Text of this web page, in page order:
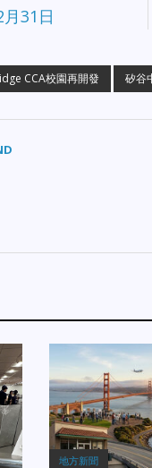
31日
CCA校園再開發 矽谷
地方新聞